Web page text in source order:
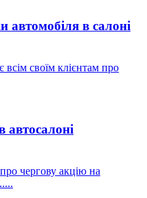
автомобіля в салоні
всім своїм клієнтам про
автосалоні
чергову акцію на